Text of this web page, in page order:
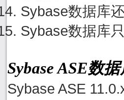
Sybase数据库
Sybase数据库
Sybase ASE数
Sybase ASE